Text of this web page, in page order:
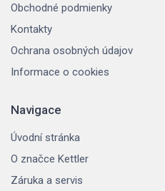
Obchodné podmienky
Kontakty
Ochrana osobných údajov
Informace o cookies
Navigace
Úvodní stránka
O značce Kettler
Záruka a servis